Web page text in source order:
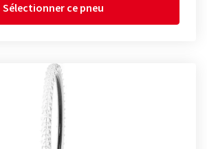
Sélectionner ce pneu